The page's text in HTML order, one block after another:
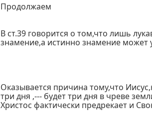
Продолжаем
В ст.39 говорится о том,что лишь
знамение,а истинно знамение
Оказывается причина тому,что
три дня ,--- будет три дня в чреве
Христос фактически предрекает и